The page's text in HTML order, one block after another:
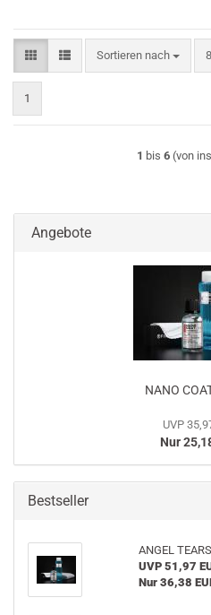
Sortieren nach
Sortieren nach
1
1 bis 6 (von
Angebote
NANO
UVP
Nur
Bestseller
ANGEL
UVP 51,97
Nur 36,38